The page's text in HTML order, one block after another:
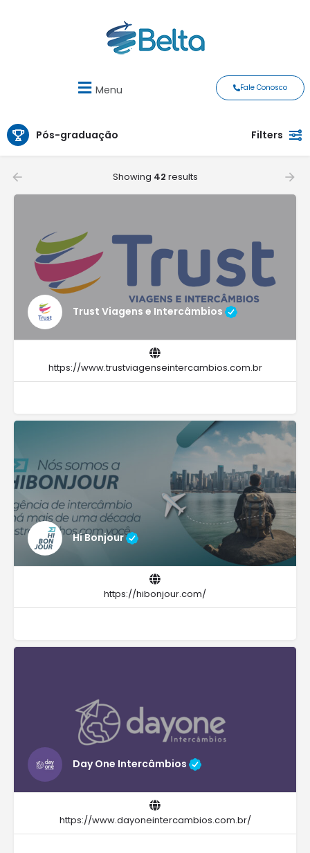
Menu Fale Conosco
Pós-graduação Filters
Showing 42 results
Trust Viagens e Intercâmbios
https://www.trustviagenseintercambios.com.br
Hi Bonjour
https://hibonjour.com/
Day One Intercâmbios
https://www.dayoneintercambios.com.br/